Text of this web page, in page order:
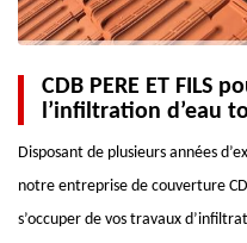
CDB PERE ET FILS
l’infiltration d’eau
Disposant de plusieurs années
notre entreprise de couverture
s’occuper de vos travaux